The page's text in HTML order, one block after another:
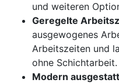
und weiteren
Geregelte
ausgewogenes
Arbeitszeiten und
ohne Schichtarbeit.
Modern